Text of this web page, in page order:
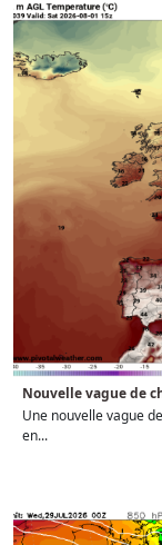
Nouvelle vague de
Une nouvelle vague
en...